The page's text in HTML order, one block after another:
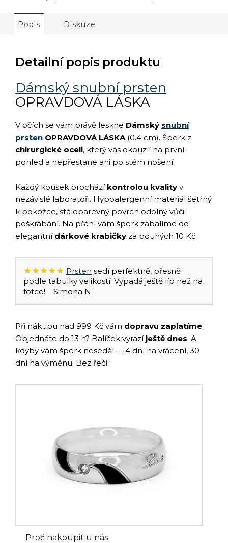
Popis Diskuze
Detailní popis produktu
Dámský snubní prsten
OPRAVDOVÁ LÁSKA
V očích se vám právě leskne Dámský snubní
prsten OPRAVDOVÁ LÁSKA(0.4 cm). Šperk z
chirurgické oceli, který vás okouzlí na první
pohled a nepřestane ani po stém nošení.
Každý kousek prochází kontrolou kvality v
nezávislé laboratoři. Hypoalergenní materiál šetrný
k pokožce, stálobarevný povrch odolný vůči
poškrábání. Na přání vám šperk zabalíme do
elegantní dárkové krabičky za pouhých 10 Kč.
★★★★★ Prsten sedí perfektně, přesně
podle tabulky velikostí. Vypadá ještě líp než na
fotce! – Simona N.
Při nákupu nad 999 Kč vám dopravu zaplatíme.
Objednáte do 13 h? Balíček vyrazí ještě dnes. A
kdyby vám šperk neseděl – 14 dní na vrácení, 30
dní na výměnu. Bez řečí.
Proč nakoupit u nás